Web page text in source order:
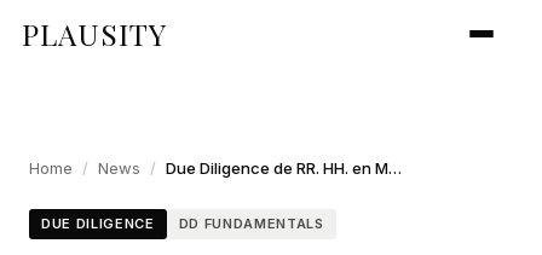
PLAUSITY
Home / News / Due Diligence de RR. HH. en M&A: Un marco para el riesgo y el valor organizativo
DUE DILIGENCE DD FUNDAMENTALS